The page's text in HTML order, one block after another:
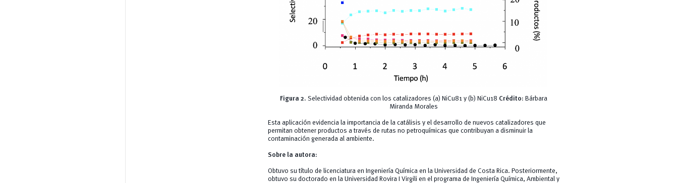
Figura 2. Selectividad obtenida con los catalizadores (a) NiCu81 y (b) NiCu18 Crédito: Bárbara
Miranda Morales
Esta aplicación evidencia la importancia de la catálisis y el desarrollo de nuevos catalizadores que
permitan obtener productos a través de rutas no petroquímicas que contribuyan a disminuir la
contaminación generada al ambiente.
Sobre la autora:
Obtuvo su título de licenciatura en Ingeniería Química en la Universidad de Costa Rica. Posteriormente,
obtuvo su doctorado en la Universidad Rovira I Virgili en el programa de Ingeniería Química, Ambiental y